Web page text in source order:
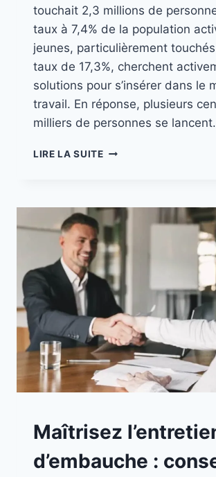
touchait 2,3 millions de
taux à 7,4% de la population
jeunes, particulièrement
taux de 17,3%, cherchent
solutions pour s’insérer dans le
travail. En réponse, plusieurs
milliers de personnes se
LIRE LA SUITE
A
LA
|
Maîtrisez
d’embauche :